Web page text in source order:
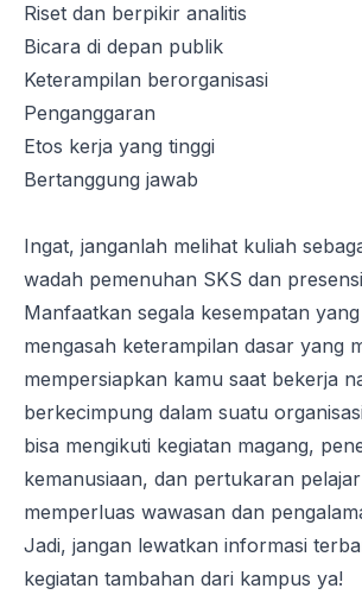
Riset dan berpikir analitis
Bicara di depan publik
Keterampilan berorganisasi
Penganggaran
Etos kerja yang tinggi
Bertanggung jawab
Ingat, janganlah melihat kuliah
wadah pemenuhan SKS dan
Manfaatkan segala kesempatan
mengasah keterampilan dasar yang
mempersiapkan kamu saat bekerja
berkecimpung dalam suatu
bisa mengikuti kegiatan magang,
kemanusiaan, dan pertukaran
memperluas wawasan dan
Jadi, jangan lewatkan informasi
kegiatan tambahan dari kampus ya!